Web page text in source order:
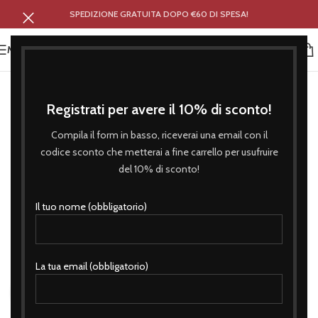
Registrati per avere il 10% di sconto!
Compila il form in basso, riceverai una email con il
codice sconto che metterai a fine carrello per usufruire
del 10% di sconto!
Il tuo nome (obbligatorio)
La tua email (obbligatorio)
SPEDIZIONE GRATUITA DOPO €60 DI SPESA!
MENU